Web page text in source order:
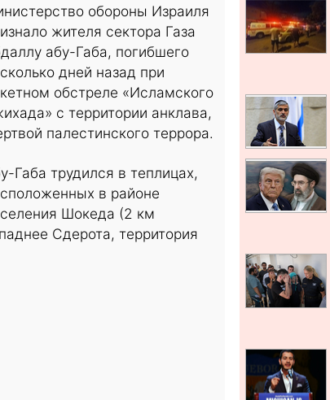
обороны Израиля
жителя сектора Газа
абу-Габа, погибшего
дней назад при
обстреле «Исламского
с территории анклава,
палестинского террора.
Габа трудился в теплицах,
в районе
Шокеда (2 км
Сдерота, территория